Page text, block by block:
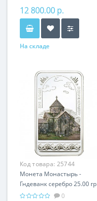
Армении
12 800.00 р.
На складе
Код товара: 25744
Монета Монастырь -
Гндеванк серебро 25.00 гр
- православный подарок
0